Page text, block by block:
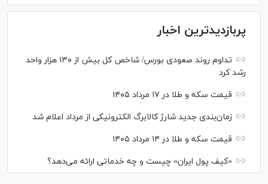
پربازدیدترین اخبار
تداوم روند صعودی بورس/ شاخص کل بیش از ۱۳۰ هزار واحد
رشد کرد
قیمت سکه و طلا در ۱۷ مرداد ۱۴۰۵
زمان‌بندی جدید شارژ کالابرگ الکترونیکی از مرداد اعلام شد
قیمت سکه و طلا در ۱۴ مرداد ۱۴۰۵
«کیف پول ایران» چیست و چه خدماتی ارائه می‌دهد؟